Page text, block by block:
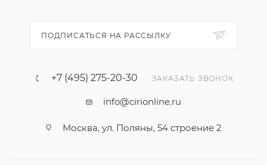
ПОДПИСАТЬСЯ НА РАССЫЛКУ
+7 (495) 275-20-30 ЗАКАЗАТЬ ЗВОНОК
info@cirionline.ru
Москва, ул. Поляны, 54 строение 2